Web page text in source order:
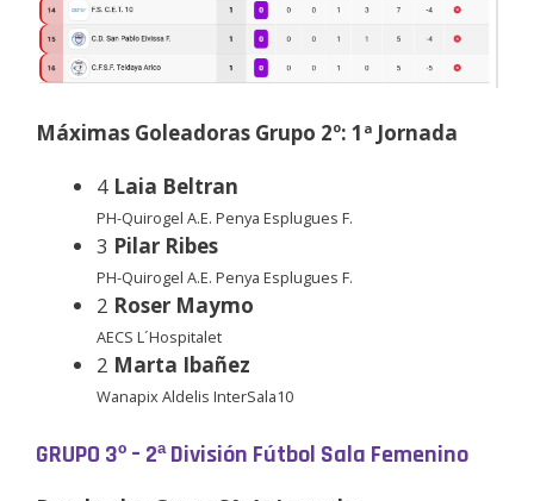
Máximas Goleadoras Grupo 2º: 1ª Jornada
4 Laia Beltran
PH-Quirogel A.E. Penya Esplugues F.
3 Pilar Ribes
PH-Quirogel A.E. Penya Esplugues F.
2 Roser Maymo
AECS L´Hospitalet
2 Marta Ibañez
Wanapix Aldelis InterSala10
GRUPO 3º – 2ª División Fútbol Sala Femenino